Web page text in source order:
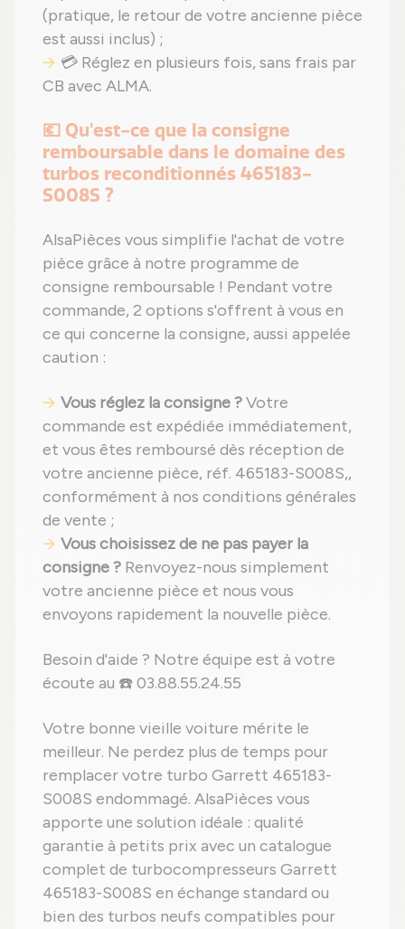
(pratique, le retour de votre ancienne pièce
est aussi inclus) ;
💳 Réglez en plusieurs fois, sans frais par
CB avec ALMA.
💶 Qu'est-ce que la consigne
remboursable dans le domaine des
turbos reconditionnés 465183-
S008S ?
AlsaPièces vous simplifie l'achat de votre
pièce grâce à notre programme de
consigne remboursable ! Pendant votre
commande, 2 options s'offrent à vous en
ce qui concerne la consigne, aussi appelée
caution :
Vous réglez la consigne ?Votre
commande est expédiée immédiatement,
et vous êtes remboursé dès réception de
votre ancienne pièce, réf. 465183-S008S,,
conformément à nos conditions générales
de vente ;
Vous choisissez de ne pas payer la
consigne ? Renvoyez-nous simplement
votre ancienne pièce et nous vous
envoyons rapidement la nouvelle pièce.
Besoin d'aide ? Notre équipe est à votre
écoute au ☎️ 03.88.55.24.55
Votre bonne vieille voiture mérite le
meilleur. Ne perdez plus de temps pour
remplacer votre turbo Garrett 465183-
S008S endommagé. AlsaPièces vous
apporte une solution idéale : qualité
garantie à petits prix avec un catalogue
complet de turbocompresseurs Garrett
465183-S008S en échange standard ou
bien des turbos neufs compatibles pour